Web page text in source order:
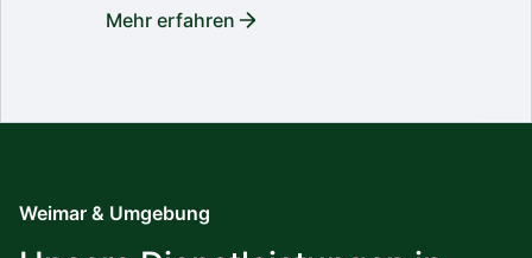
Mehr erfahren
Weimar & Umgebung